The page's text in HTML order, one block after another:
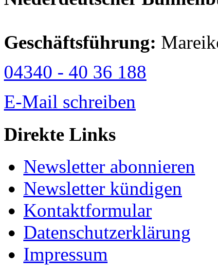
Geschäftsführung:
04340 - 40 36 188
E-Mail schreiben
Direkte Links
Newsletter abonnieren
Newsletter kündigen
Kontaktformular
Datenschutzerklärung
Impressum